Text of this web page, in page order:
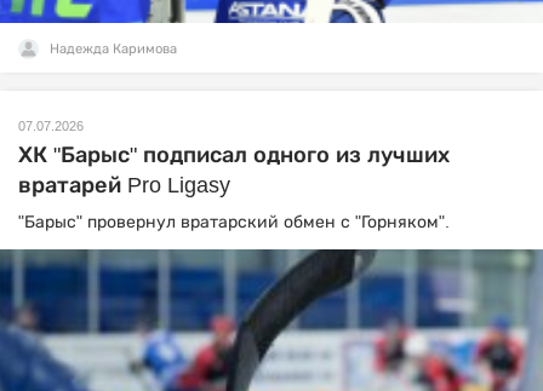
Надежда Каримова
07.07.2026
ХК "Барыс" подписал одного из лучших
вратарей Pro Ligasy
"Барыс" провернул вратарский обмен с "Горняком".